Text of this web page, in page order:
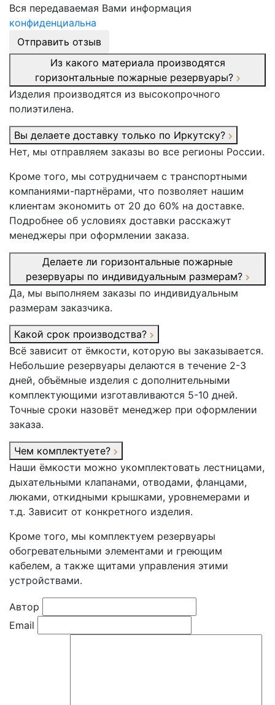
Вся передаваемая Вами информация
конфиденциальна
Отправить отзыв
Из какого материала производятся
горизонтальные пожарные резервуары?
Изделия производятся из высокопрочного
полиэтилена.
Вы делаете доставку только по Иркутску?
Нет, мы отправляем заказы во все регионы России.
Кроме того, мы сотрудничаем с транспортными
компаниями-партнёрами, что позволяет нашим
клиентам экономить от 20 до 60% на доставке.
Подробнее об условиях доставки расскажут
менеджеры при оформлении заказа.
Делаете ли горизонтальные пожарные
резервуары по индивидуальным размерам?
Да, мы выполняем заказы по индивидуальным
размерам заказчика.
Какой срок производства?
Всё зависит от ёмкости, которую вы заказывается.
Небольшие резервуары делаются в течение 2-3
дней, объёмные изделия с дополнительными
комплектующими изготавливаются 5-10 дней.
Точные сроки назовёт менеджер при оформлении
заказа.
Чем комплектуете?
Наши ёмкости можно укомплектовать лестницами,
дыхательными клапанами, отводами, фланцами,
люками, откидными крышками, уровнемерами и
т.д. Зависит от конкретного изделия.
Кроме того, мы комплектуем резервуары
обогревательными элементами и греющим
кабелем, а также щитами управления этими
устройствами.
Автор
Email